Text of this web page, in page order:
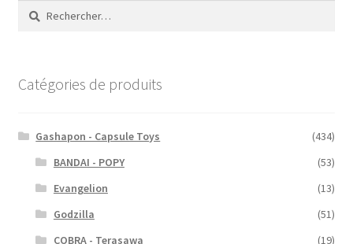
Rechercher :
Catégories de produits
Gashapon - Capsule Toys
(434)
BANDAI - POPY
(53)
Evangelion
(13)
Godzilla
(51)
COBRA - Terasawa
(19)